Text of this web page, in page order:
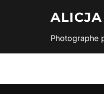
Photographe